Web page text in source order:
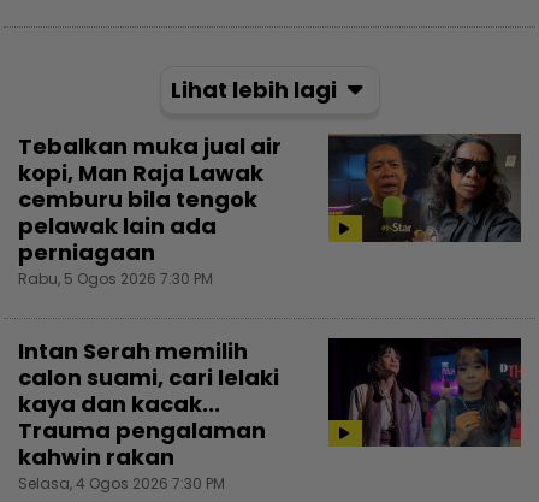
Lihat lebih lagi
Tebalkan muka jual air
kopi, Man Raja Lawak
cemburu bila tengok
pelawak lain ada
perniagaan
Rabu, 5 Ogos 2026 7:30 PM
Intan Serah memilih
calon suami, cari lelaki
kaya dan kacak...
Trauma pengalaman
kahwin rakan
Selasa, 4 Ogos 2026 7:30 PM